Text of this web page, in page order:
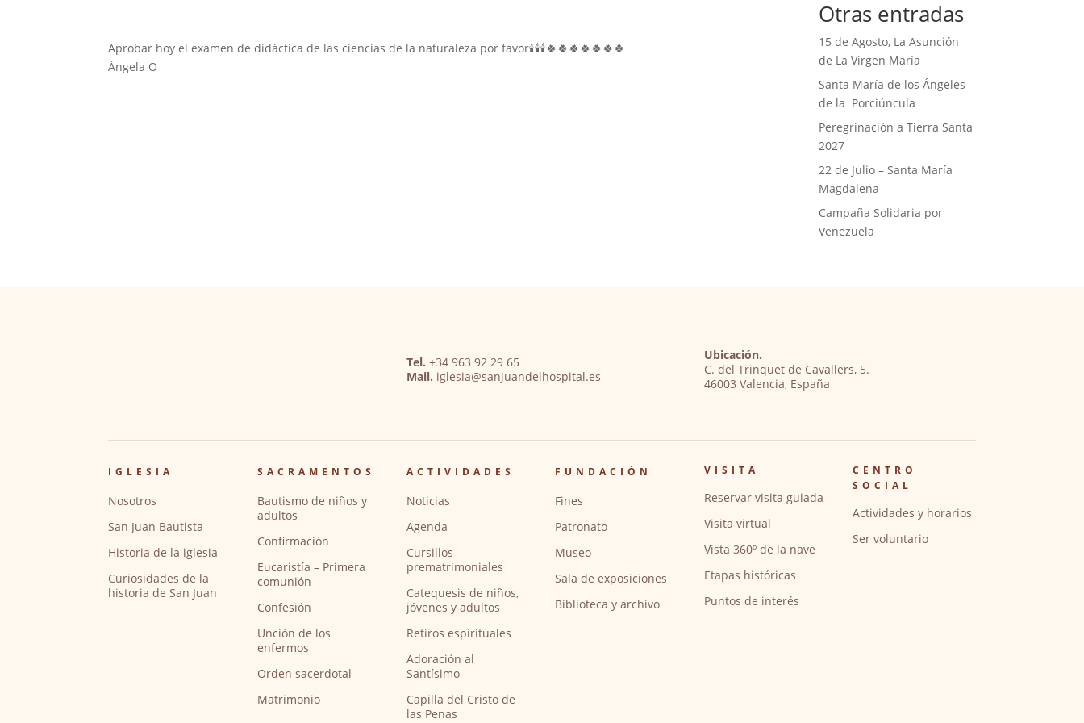
Aprobar hoy el examen de didáctica de las ciencias de la naturaleza por favor🕯️🕯️🕯️🍀🍀🍀🍀🍀🍀🍀
Ángela O
Otras entradas
15 de Agosto, La Asunción
de La Virgen María
Santa María de los Ángeles
de la Porciúncula
Peregrinación a Tierra Santa
2027
22 de Julio – Santa María
Magdalena
Campaña Solidaria por
Venezuela
Tel. +34 963 92 29 65
Mail. iglesia@sanjuandelhospital.es
Ubicación.
C. del Trinquet de Cavallers, 5.
46003 Valencia, España
IGLESIA
Nosotros
San Juan Bautista
Historia de la iglesia
Curiosidades de la
historia de San Juan
SACRAMENTOS
Bautismo de niños y
adultos
Confirmación
Eucaristía – Primera
comunión
Confesión
Unción de los
enfermos
Orden sacerdotal
Matrimonio
ACTIVIDADES
Noticias
Agenda
Cursillos
prematrimoniales
Catequesis de niños,
jóvenes y adultos
Retiros espirituales
Adoración al
Santísimo
Capilla del Cristo de
las Penas
FUNDACIÓN
Fines
Patronato
Museo
Sala de exposiciones
Biblioteca y archivo
VISITA
Reservar visita guiada
Visita virtual
Vista 360º de la nave
Etapas históricas
Puntos de interés
CENTRO
SOCIAL
Actividades y horarios
Ser voluntario